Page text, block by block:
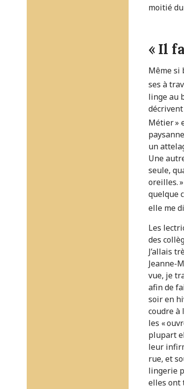
moitié
« Il
Même si
ses à
linge au
Métier »
un
Une
seule,
oreilles.
quelque
elle me
Les
des
J’allais
Jeanne-
vue, je
afin de
soir en
coudre à
les «
plupart
leur
rue, et
lingerie
elles ont